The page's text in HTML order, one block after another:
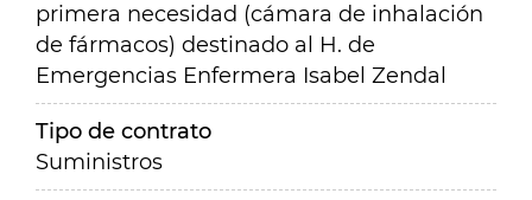
primera necesidad (cámara de inhalación
de fármacos) destinado al H. de
Emergencias Enfermera Isabel Zendal
Tipo de contrato
Suministros